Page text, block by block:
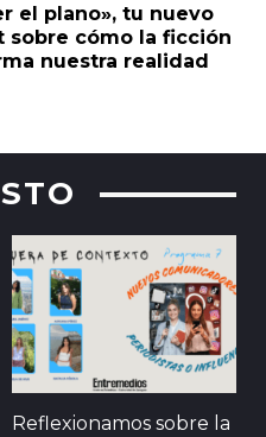
el plano», tu nuevo
sobre cómo la ficción
nuestra realidad
Reflexionamos sobre la